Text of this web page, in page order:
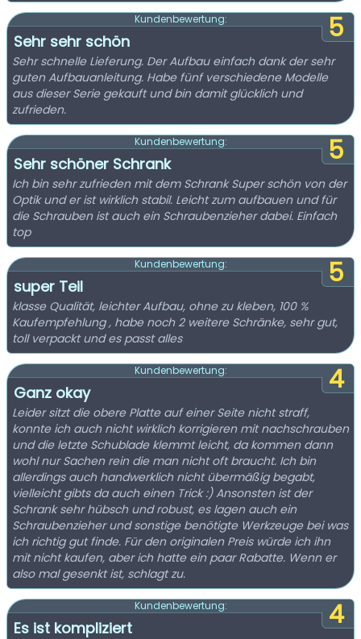
5
Kundenbewertung:
Sehr sehr schön
Sehr schnelle Lieferung. Der Aufbau einfach dank der sehr
guten Aufbauanleitung. Habe fünf verschiedene Modelle
aus dieser Serie gekauft und bin damit glücklich und
zufrieden.
5
Kundenbewertung:
Sehr schöner Schrank
Ich bin sehr zufrieden mit dem Schrank Super schön von der
Optik und er ist wirklich stabil. Leicht zum aufbauen und für
die Schrauben ist auch ein Schraubenzieher dabei. Einfach
top
5
Kundenbewertung:
super Teil
klasse Qualität, leichter Aufbau, ohne zu kleben, 100 %
Kaufempfehlung , habe noch 2 weitere Schränke, sehr gut,
toll verpackt und es passt alles
4
Kundenbewertung:
Ganz okay
Leider sitzt die obere Platte auf einer Seite nicht straff,
konnte ich auch nicht wirklich korrigieren mit nachschrauben
und die letzte Schublade klemmt leicht, da kommen dann
wohl nur Sachen rein die man nicht oft braucht. Ich bin
allerdings auch handwerklich nicht übermäßig begabt,
vielleicht gibts da auch einen Trick :) Ansonsten ist der
Schrank sehr hübsch und robust, es lagen auch ein
Schraubenzieher und sonstige benötigte Werkzeuge bei was
ich richtig gut finde. Für den originalen Preis würde ich ihn
mit nicht kaufen, aber ich hatte ein paar Rabatte. Wenn er
also mal gesenkt ist, schlagt zu.
4
Kundenbewertung:
Es ist kompliziert